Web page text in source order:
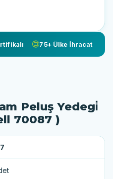
75+ Ülke İhracat
Peluş Yedegi̇
70087 )